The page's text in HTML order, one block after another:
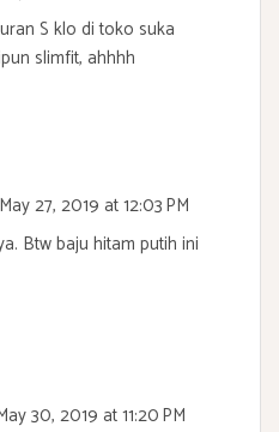
S klo di toko suka
slimfit, ahhhh
May 27, 2019 at 12:03 PM
Btw baju hitam putih ini
30, 2019 at 11:20 PM